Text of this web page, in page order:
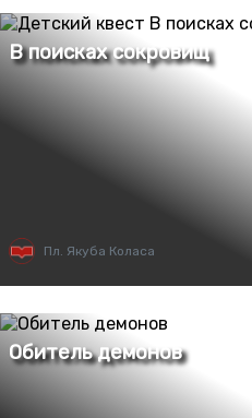
Пл. Якуба Коласа